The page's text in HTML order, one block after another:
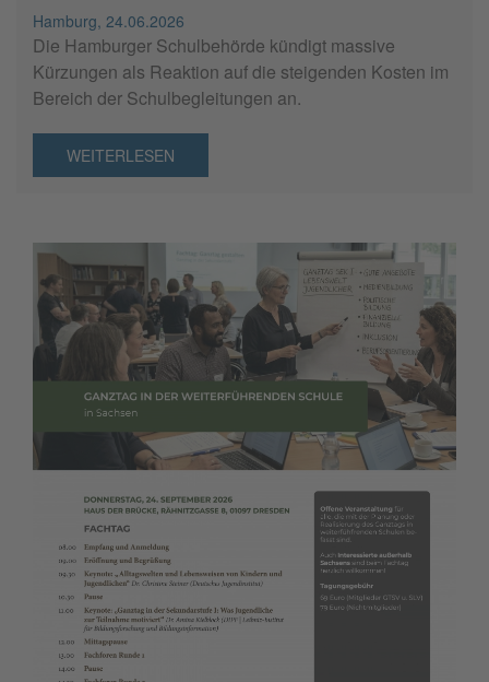
Hamburg, 24.06.2026
Die Hamburger Schulbehörde kündigt massive
Kürzungen als Reaktion auf die steigenden Kosten im
Bereich der Schulbegleitungen an.
WEITERLESEN